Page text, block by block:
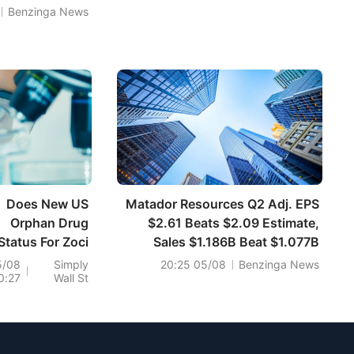
Benzinga News
Matador Resources Q2 Adj. EPS
$2.61 Beats $2.09 Estimate,
Sales $1.186B Beat $1.077B
Estimate
Benzinga News
05/08 20:25
Does New US
Orphan Drug
For Zoci
The Bull
For Zai Lab
Simply
Wall St
08